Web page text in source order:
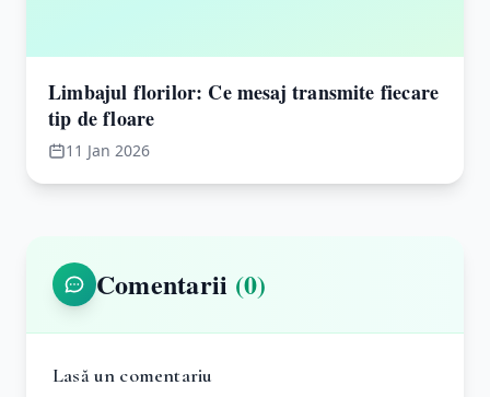
Limbajul florilor: Ce mesaj transmite fiecare
tip de floare
11 Jan 2026
Comentarii (0)
Lasă un comentariu